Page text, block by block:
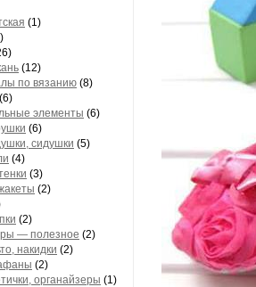
(1)
(12)
по вязанию (8)
(6)
элементы (6)
(6)
сидушки (5)
(4)
(3)
(2)
(2)
— полезное (2)
накидки (2)
(2)
органайзеры (1)